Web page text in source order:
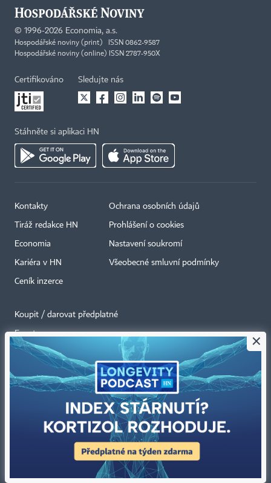
© 1996-2026 Economia, a.s.
Hospodářské noviny (print) ISSN 0862-9587
Hospodářské noviny (online) ISSN 2787-950X
Certifikováno Sledujte nás
Stáhněte si aplikaci HN
Kontakty
Tiráž redakce HN
Economia
Kariéra v HN
Ceník inzerce
Ochrana osobních údajů
Prohlášení o cookies
Nastavení soukromí
Všeobecné smluvní podmínky
Koupit / darovat předplatné
Eventy
Newslettery
Autorská práva vykonává vydavatel. Bez písemného svolení vydavatele je
zakázáno jakékoli užití částí nebo celku díla, zejména rozmnožování a šíření
jakýmkoli způsobem, mechanickým nebo elektronickým, v českém nebo
jiném jazyce. Bez souhlasu vydavatele je zakázáno též rozmnožování
obsahu pro účely automatizované analýzy textů nebo dat
podle ustanovení § 39c autorského zákona.
×